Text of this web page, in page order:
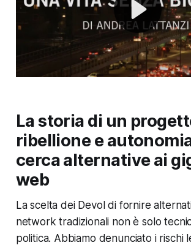
La storia di un
ribellione e
cerca alternative ai
web
La scelta dei Devol di fornire
network tradizionali non è solo
politica. Abbiamo denunciato i rischi